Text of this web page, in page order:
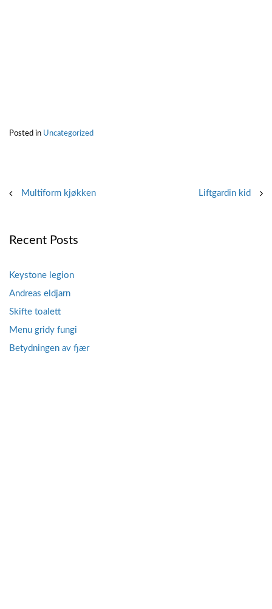
Posted in Uncategorized
PostMultiform kjøkken Liftgardin kid
Recent Posts
Keystone legion
Andreas eldjarn
Skifte toalett
Menu gridy fungi
Betydningen av fjær